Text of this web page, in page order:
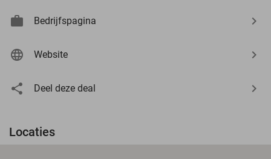
Bedrijfspagina
Website
Deel deze deal
Locaties